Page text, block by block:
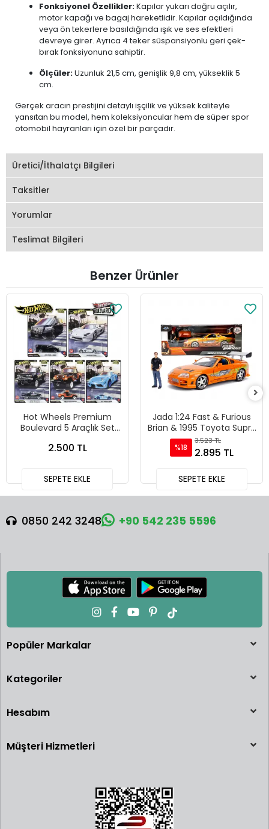
Fonksiyonel Özellikler:Kapılar yukarı doğru açılır,
motor kapağı ve bagaj hareketlidir. Kapılar açıldığında
veya ön tekerlere basıldığında ışık ve ses efektleri
devreye girer. Ayrıca 4 teker süspansiyonlu geri çek-
bırak fonksiyonuna sahiptir.
Ölçüler:Uzunluk 21,5 cm, genişlik 9,8 cm, yükseklik 5
cm.
Gerçek aracın prestijini detaylı işçilik ve yüksek kaliteyle
yansıtan bu model, hem koleksiyoncular hem de süper spor
otomobil hayranları için özel bir parçadır.
Üretici/İthalatçı Bilgileri
Taksitler
Yorumlar
Teslimat Bilgileri
Benzer Ürünler
Hot Wheels Premium
Boulevard 5 Araçlık Set
2.500 TL
SEPETE EKLE
Jada 1:24 Fast & Furious
Brian & 1995 Toyota Supra
Diecast Model Araba -
30738
%18
3.523 TL
2.895 TL
SEPETE EKLE
0850 242 3248 +90 542 235 5596
Popüler Markalar
Kategoriler
Hesabım
Müşteri Hizmetleri